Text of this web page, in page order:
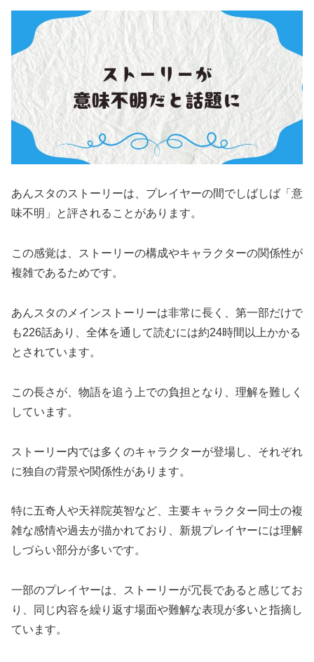
あんスタのストーリーは、プレイヤーの間でしばしば「意
味不明」と評されることがあります。
この感覚は、ストーリーの構成やキャラクターの関係性が
複雑であるためです。
あんスタのメインストーリーは非常に長く、第一部だけで
も226話あり、全体を通して読むには約24時間以上かかる
とされています。
この長さが、物語を追う上での負担となり、理解を難しく
しています。
ストーリー内では多くのキャラクターが登場し、それぞれ
に独自の背景や関係性があります。
特に五奇人や天祥院英智など、主要キャラクター同士の複
雑な感情や過去が描かれており、新規プレイヤーには理解
しづらい部分が多いです。
一部のプレイヤーは、ストーリーが冗長であると感じてお
り、同じ内容を繰り返す場面や難解な表現が多いと指摘し
ています。